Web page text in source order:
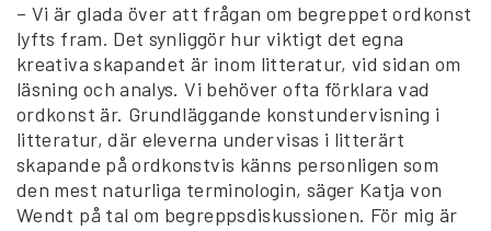
– Vi är glada över att frågan om begreppet ordkonst
lyfts fram. Det synliggör hur viktigt det egna
kreativa skapandet är inom litteratur, vid sidan om
läsning och analys. Vi behöver ofta förklara vad
ordkonst är. Grundläggande konstundervisning i
litteratur, där eleverna undervisas i litterärt
skapande på ordkonstvis känns personligen som
den mest naturliga terminologin, säger Katja von
Wendt på tal om begreppsdiskussionen. För mig är